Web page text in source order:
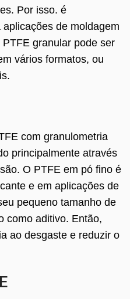
Por isso. é
de moldagem
granular pode ser
vários formatos, ou
com granulometria
principalmente através
O PTFE em pó fino é
e em aplicações de
pequeno tamanho de
como aditivo. Então,
ao desgaste e reduzir o